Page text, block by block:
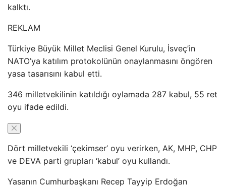
kalktı.
REKLAM
Türkiye Büyük Millet Meclisi Genel Kurulu, İsveç’in
NATO’ya katılım protokolünün onaylanmasını öngören
yasa tasarısını kabul etti.
346 milletvekilinin katıldığı oylamada 287 kabul, 55 ret
oyu ifade edildi.
Dört milletvekili ‘çekimser’ oyu verirken, AK, MHP, CHP
ve DEVA parti grupları ‘kabul’ oyu kullandı.
Yasanın Cumhurbaşkanı Recep Tayyip Erdoğan